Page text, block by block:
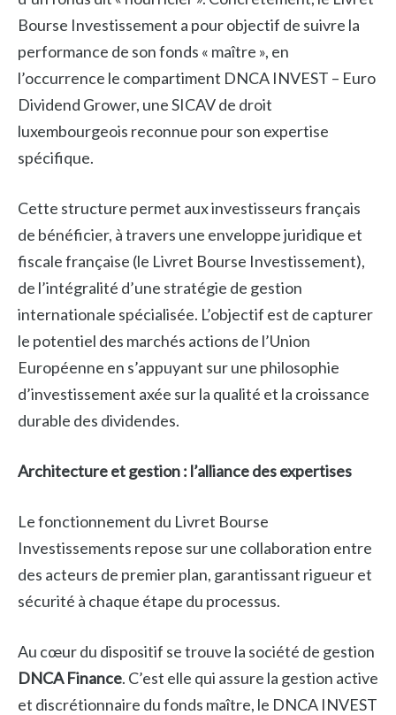
Bourse Investissement a pour objectif de suivre la
performance de son fonds « maître », en
l’occurrence le compartiment DNCA INVEST – Euro
Dividend Grower, une SICAV de droit
luxembourgeois reconnue pour son expertise
spécifique.
Cette structure permet aux investisseurs français
de bénéficier, à travers une enveloppe juridique et
fiscale française (le Livret Bourse Investissement),
de l’intégralité d’une stratégie de gestion
internationale spécialisée. L’objectif est de capturer
le potentiel des marchés actions de l’Union
Européenne en s’appuyant sur une philosophie
d’investissement axée sur la qualité et la croissance
durable des dividendes.
Architecture et gestion : l’alliance des expertises
Le fonctionnement du Livret Bourse
Investissements repose sur une collaboration entre
des acteurs de premier plan, garantissant rigueur et
sécurité à chaque étape du processus.
Au cœur du dispositif se trouve la société de gestion
DNCA Finance. C’est elle qui assure la gestion active
et discrétionnaire du fonds maître, le DNCA INVEST